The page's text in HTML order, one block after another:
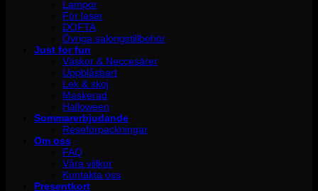
Lampor
För laser
DOFTA
Övriga salongstillbehör
Just for fun
Väskor & Neccesärer
Uppblåsbart
Lek & skoj
Maskerad
Halloween
Sommarerbjudande
Reseförpackningar
Om oss
FAQ
Våra villkor
Kontakta oss
Presentkort